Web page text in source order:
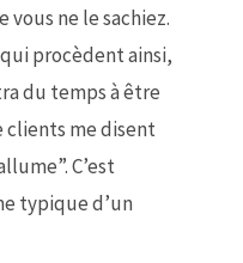
ne le sachiez.
procèdent ainsi,
du temps à être
clients me disent
C’est
typique d’un